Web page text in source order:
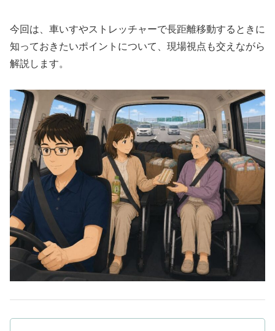
今回は、車いすやストレッチャーで長距離移動するときに
知っておきたいポイントについて、現場視点も交えながら
解説します。